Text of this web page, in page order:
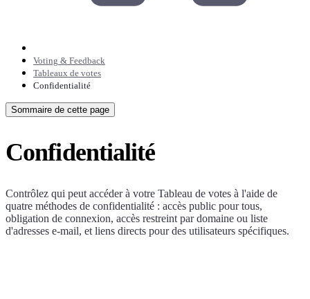
Voting & Feedback
Tableaux de votes
Confidentialité
Sommaire de cette page
Confidentialité
Contrôlez qui peut accéder à votre Tableau de votes à l'aide de
quatre méthodes de confidentialité : accès public pour tous,
obligation de connexion, accès restreint par domaine ou liste
d'adresses e-mail, et liens directs pour des utilisateurs spécifiques.